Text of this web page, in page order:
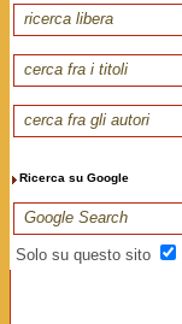
Ricerca su Google
Solo su questo sito